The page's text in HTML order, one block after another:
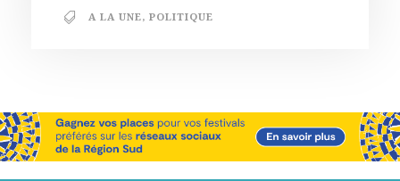
A LA UNE, POLITIQUE